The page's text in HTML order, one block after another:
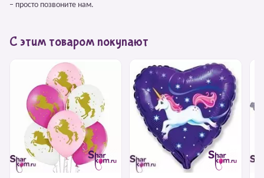
– просто позвоните нам.
С этим товаром покупают